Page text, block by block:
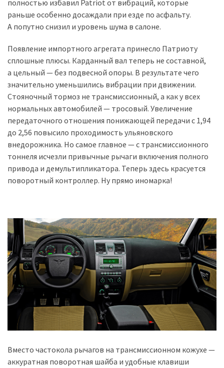
(358)
Головне
(324)
(212)
рубрики
(142)
полностью избавил Patriot от вибраций, которые
раньше особенно досаждали при езде по асфальту.
А попутно снизил и уровень шума в салоне.
Появление импортного агрегата принесло Патриоту
сплошные плюсы. Карданный вал теперь не составной,
а цельный — без подвесной опоры. В результате чего
значительно уменьшились вибрации при движении.
Стояночный тормоз не трансмиссионный, а как у всех
нормальных автомобилей — тросовый. Увеличение
передаточного отношения понижающей передачи с 1,94
до 2,56 повысило проходимость ульяновского
внедорожника. Но самое главное — с трансмиссионного
тоннеля исчезли привычные рычаги включения полного
привода и демультипликатора. Теперь здесь красуется
поворотный контроллер. Ну прямо иномарка!
Вместо частокола рычагов на трансмиссионном кожухе —
аккуратная поворотная шайба и удобные клавиши